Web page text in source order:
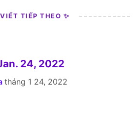
TIẾP THEO ✨
24, 2022
tháng 1 24, 2022